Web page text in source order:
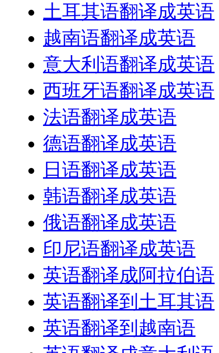
土耳其语翻译成英语
越南语翻译成英语
意大利语翻译成英语
西班牙语翻译成英语
法语翻译成英语
德语翻译成英语
日语翻译成英语
韩语翻译成英语
俄语翻译成英语
印尼语翻译成英语
英语翻译成阿拉伯语
英语翻译到土耳其语
英语翻译到越南语